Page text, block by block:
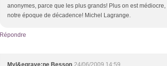
anonymes, parce que les plus grands! Plus on est
notre époque de décadence! Michel Lagrange.
Répondre
Myl&egrave;ne Besson 24/06/2009 14:59